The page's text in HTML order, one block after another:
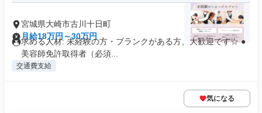
宮城県大崎市古川十日町
月給18万円～30万円
求める人材: 未経験の方・ブランクがある方、大歓迎です☆ ●
美容師免許取得者（必須...
交通費支給
気になる